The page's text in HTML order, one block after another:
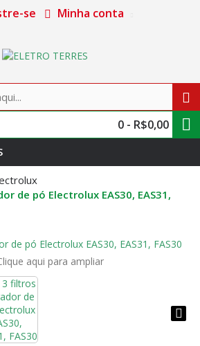
se Minha conta
0 - R$0,00
de pó Electrolux EAS30, EAS31,
aqui para ampliar